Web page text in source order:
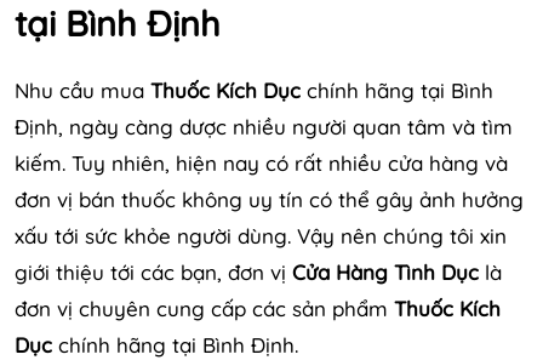
tại Bình Định
Nhu cầu mua Thuốc Kích Dục chính hãng tại Bình
Định, ngày càng dược nhiều người quan tâm và tìm
kiếm. Tuy nhiên, hiện nay có rất nhiều cửa hàng và
đơn vị bán thuốc không uy tín có thể gây ảnh hưởng
xấu tới sức khỏe người dùng. Vậy nên chúng tôi xin
giới thiệu tới các bạn, đơn vị Cửa Hàng Tình Dục là
đơn vị chuyên cung cấp các sản phẩm Thuốc Kích
Dục chính hãng tại Bình Định.